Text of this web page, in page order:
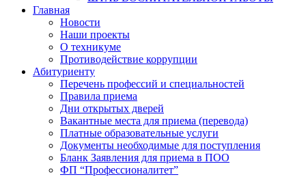
Главная
Новости
Наши проекты
О техникуме
Противодействие коррупции
Абитуриенту
Перечень профессий и специальностей
Правила приема
Дни открытых дверей
Вакантные места для приема (перевода)
Платные образовательные услуги
Документы необходимые для поступления
Бланк Заявления для приема в ПОО
ФП “Профессионалитет”